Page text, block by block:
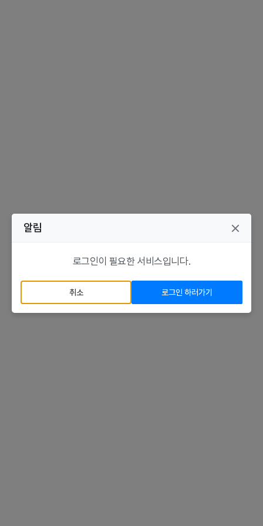
알림
로그인이 필요한 서비스입니다.
취소 로그인 하러가기